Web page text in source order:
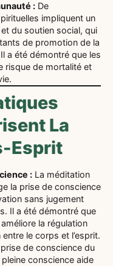
: De
impliquent un
du soutien social, qui
de promotion de la
a été démontré que les
risque de mortalité et
La
Esprit
: La méditation
la prise de conscience
sans jugement
Il a été démontré que
la régulation
le corps et l’esprit.
de conscience du
conscience aide